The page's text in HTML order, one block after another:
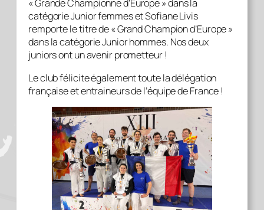
« Grande Championne d’Europe » dans la
catégorie Junior femmes et Sofiane Livis
remporte le titre de « Grand Champion d’Europe »
dans la catégorie Junior hommes. Nos deux
juniors ont un avenir prometteur !
Le club félicite également toute la délégation
française et entraineurs de l’équipe de France !